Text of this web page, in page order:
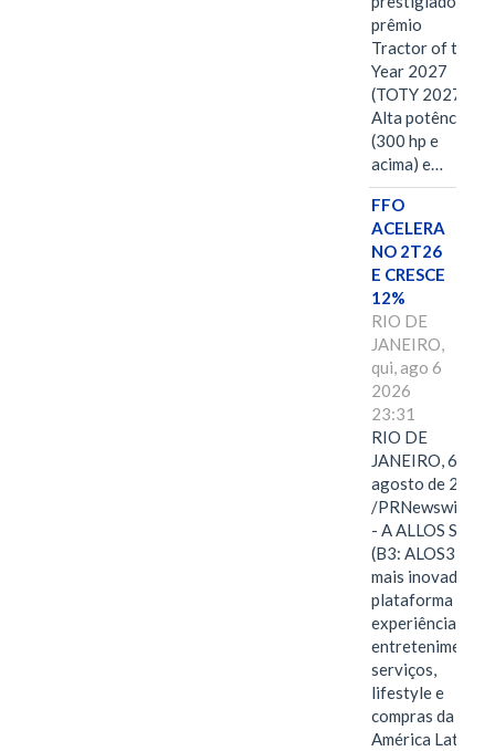
prêmio
Tractor of the
Year 2027
(TOTY 2027:
Alta potência
(300 hp e
acima) e…
FFO
ACELERA
NO 2T26
E CRESCE
12%
RIO DE
JANEIRO,
qui, ago 6
2026
23:31
RIO DE
JANEIRO, 6 de
agosto de 2026
/PRNewswire/ -
- A ALLOS S.A.
(B3: ALOS3), a
mais inovadora
plataforma de
experiências,
entretenimento,
serviços,
lifestyle e
compras da
América Latina